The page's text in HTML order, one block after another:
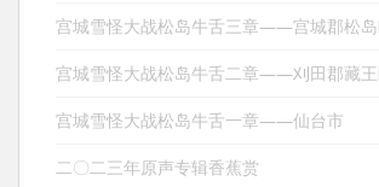
宫城雪怪大战松岛牛舌三章——宫城郡松
宫城雪怪大战松岛牛舌二章——刈田郡藏
宫城雪怪大战松岛牛舌一章——仙台市
二〇二三年原声专辑香蕉赏